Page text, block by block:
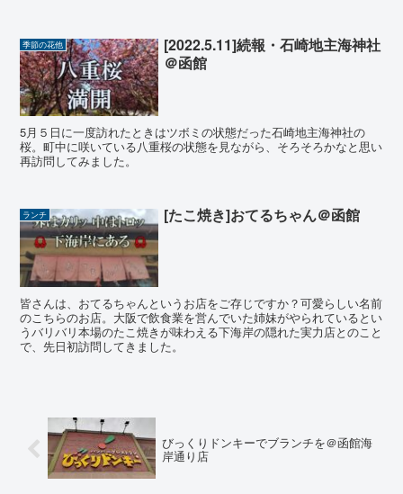
季節の花他
[2022.5.11]続報・石崎地主海神社
＠函館
5月５日に一度訪れたときはツボミの状態だった石崎地主海神社の
桜。町中に咲いている八重桜の状態を見ながら、そろそろかなと思い
再訪問してみました。
ランチ [たこ焼き]おてるちゃん＠函館
皆さんは、おてるちゃんというお店をご存じですか？可愛らしい名前
のこちらのお店。大阪で飲食業を営んでいた姉妹がやられているとい
うバリバリ本場のたこ焼きが味わえる下海岸の隠れた実力店とのこと
で、先日初訪問してきました。
びっくりドンキーでブランチを＠函館海
岸通り店